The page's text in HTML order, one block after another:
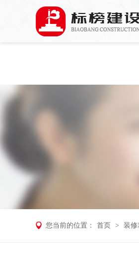
: mkdir(): No space left on device in
: file_put_contents(./cachefile_yuan/
香蕉视频在线免费,香蕉
您当前的位置： 首页 > 装修